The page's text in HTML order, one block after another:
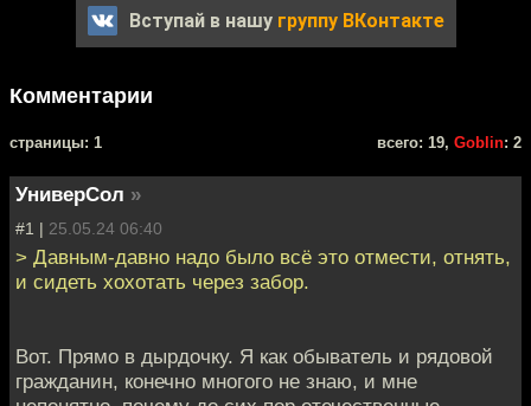
Вступай в нашу группу ВКонтакте
Комментарии
cтраницы: 1 всего: 19, Goblin: 2
УниверСол »
#1 | 25.05.24 06:40
> Давным-давно надо было всё это отмести, отнять,
и сидеть хохотать через забор.
Вот. Прямо в дырдочку. Я как обыватель и рядовой
гражданин, конечно многого не знаю, и мне